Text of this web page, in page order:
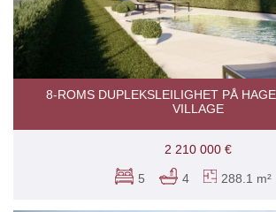
8-ROMS DUPLEKSLEILIGHET PÅ
VILLAGE
2 210 000 €
5 4 288.1 m²